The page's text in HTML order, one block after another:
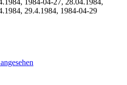
29.4.1984, 1984-04-29